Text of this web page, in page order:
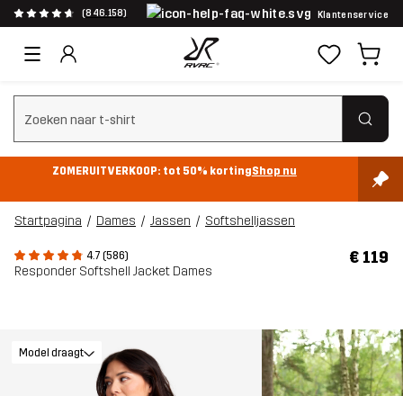
(846.158) Klantenservice
Zoeken wissen
ZOMERUITVERKOOP: tot 50% kortingShop nu
Startpagina Dames Jassen Softshelljassen
4.7 (586)
Responder Softshell Jacket Dames
€ 119
Model draagt